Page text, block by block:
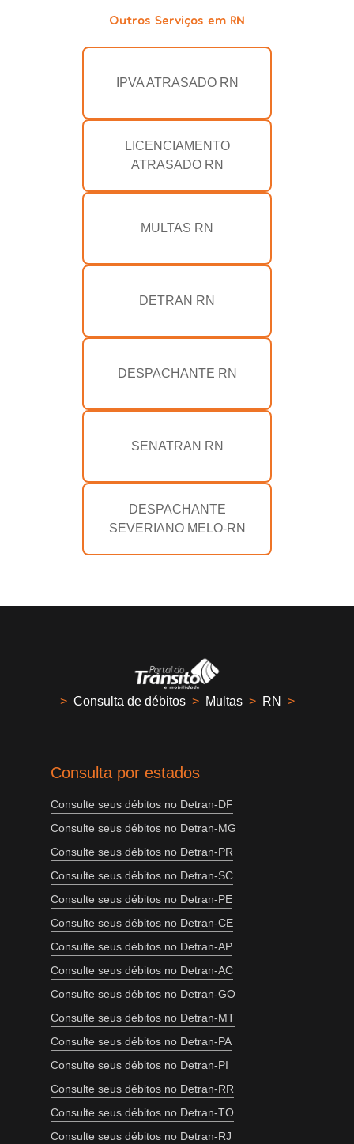
Outros Serviços em RN
IPVA ATRASADO RN
LICENCIAMENTO
ATRASADO RN
MULTAS RN
DETRAN RN
DESPACHANTE RN
SENATRAN RN
DESPACHANTE
SEVERIANO MELO-RN
> Consulta de débitos > Multas > RN >
Consulta por estados
Consulte seus débitos no Detran-DF
Consulte seus débitos no Detran-MG
Consulte seus débitos no Detran-PR
Consulte seus débitos no Detran-SC
Consulte seus débitos no Detran-PE
Consulte seus débitos no Detran-CE
Consulte seus débitos no Detran-AP
Consulte seus débitos no Detran-AC
Consulte seus débitos no Detran-GO
Consulte seus débitos no Detran-MT
Consulte seus débitos no Detran-PA
Consulte seus débitos no Detran-PI
Consulte seus débitos no Detran-RR
Consulte seus débitos no Detran-TO
Consulte seus débitos no Detran-RJ